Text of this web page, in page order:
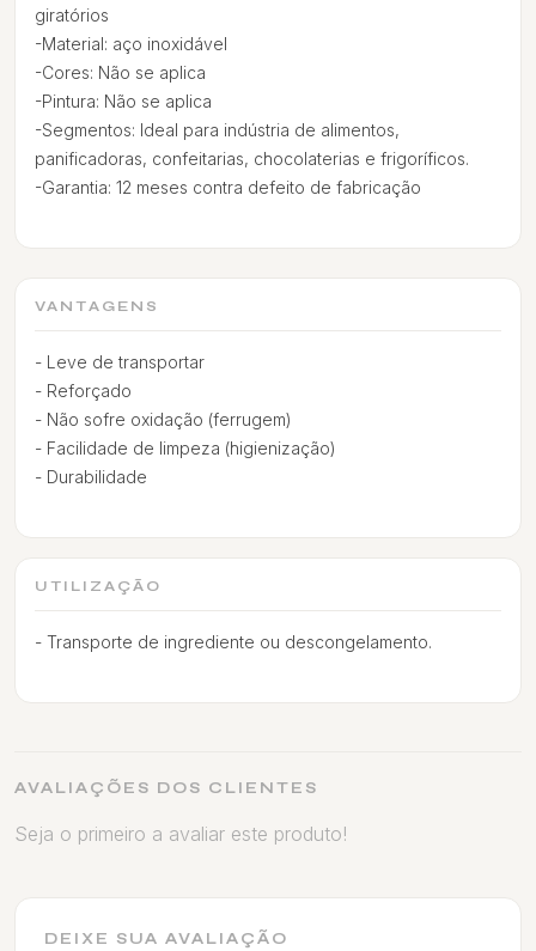
giratórios
-Material: aço inoxidável
-Cores: Não se aplica
-Pintura: Não se aplica
-Segmentos: Ideal para indústria de alimentos,
panificadoras, confeitarias, chocolaterias e frigoríficos.
-Garantia: 12 meses contra defeito de fabricação
VANTAGENS
- Leve de transportar
- Reforçado
- Não sofre oxidação (ferrugem)
- Facilidade de limpeza (higienização)
- Durabilidade
UTILIZAÇÃO
- Transporte de ingrediente ou descongelamento.
AVALIAÇÕES DOS CLIENTES
Seja o primeiro a avaliar este produto!
DEIXE SUA AVALIAÇÃO